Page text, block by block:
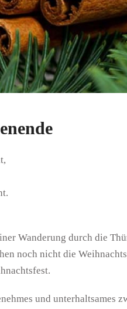
Wanderung durch die
noch nicht die
und unterhaltsames